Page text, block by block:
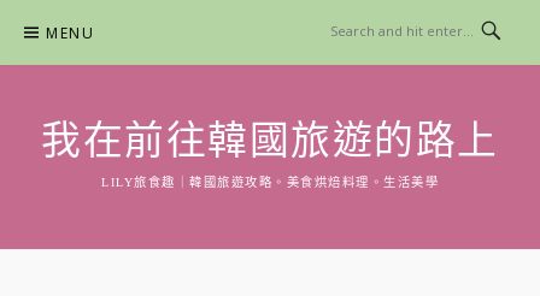
content
MENU
我在前往韓國旅遊的路上
LILY旅食趣｜韓國旅遊攻略。美食烘焙料理。生活美學